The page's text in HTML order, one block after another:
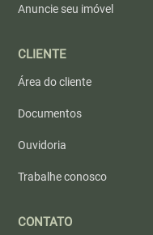
Anuncie seu imóvel
CLIENTE
Área do cliente
Documentos
Ouvidoria
Trabalhe conosco
CONTATO